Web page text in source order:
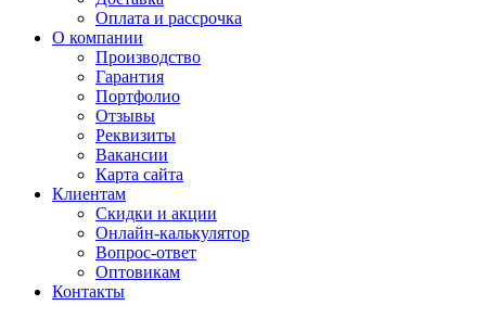
Оплата и рассрочка
О компании
Производство
Гарантия
Портфолио
Отзывы
Реквизиты
Вакансии
Карта сайта
Клиентам
Скидки и акции
Онлайн-калькулятор
Вопрос-ответ
Оптовикам
Контакты